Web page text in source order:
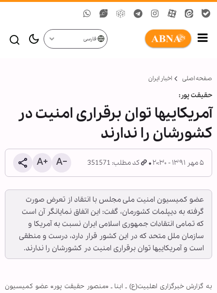
فارسی
صفحه اصلی اخبار ایران
حقیقت پور:
آمریکایی‎ها توان برقراری امنیت در
کشورشان را ندارند
۵ مهر ۱۳۹۱ - ۲۰:۳۰ کد مطلب: 351571
عضو کمیسیون امنیت ملی مجلس با انتقاد از تعرض صورت
گرفته به دیپلمات کشورمان، گفت: این اتفاق نمایانگر آن است
که تمامی انتقادات جمهوری اسلامی ایران نسبت به آمریکا و
سازمان ملل متحد که در این کشور قرار دارد، درست و منطقی
است و آمریکایی‎ها توان برقراری امنیت در کشورشان را ندارند.
به گزارش خبرگزاری اهل‎بیت(ع) ـ ابنا ـ «منصور حقیقت پور» عضو کمیسیون